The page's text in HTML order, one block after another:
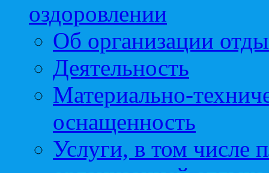
оздоровлении
Об организации
Деятельность
Материально-
оснащенность
Услуги, в том числе